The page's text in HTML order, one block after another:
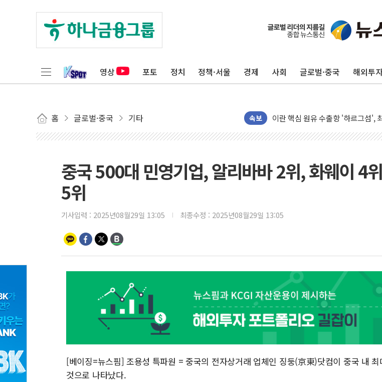
영상 포토 정치 정책·서울 경제 사회 글로벌·중국 해외투
홈 글로벌·중국 기타 속보
유럽증시, 美 고용 예상 밖 부진에
미 연준 매파 기세 꺾이나…고용 감
트럼프, 백신·자폐증 행정명령 검
美 항소법원, 백악관 무도회장 공
美 고용 쇼크에 엔화 장중 급등…
[AI MY 뉴스] 뉴욕 반도체주 프리
[종합] 美 7월 고용 2만3000명 감
[사진] 이슬람 수니파 3개국, 공동
특정 정치인 측근 포항시 정책특보
李 "해남 태양광, 대한민국 다음
트럼프, 中 겨냥 폴리실리콘 관세
[사진] 빈살만과 에르도안의 만남
이란와이어 "이란 최고지도자 위독
중국 500대 민영기업, 알리바바 2위, 화웨이 4
5위
기사입력 : 2025년08월29일 13:05 최종수정 : 2025년08월29일 13:05
[베이징=뉴스핌] 조용성 특파원 = 중국의 전자상거래 업체인 징둥(京東)닷컴이 중국 내 최
것으로 나타났다.